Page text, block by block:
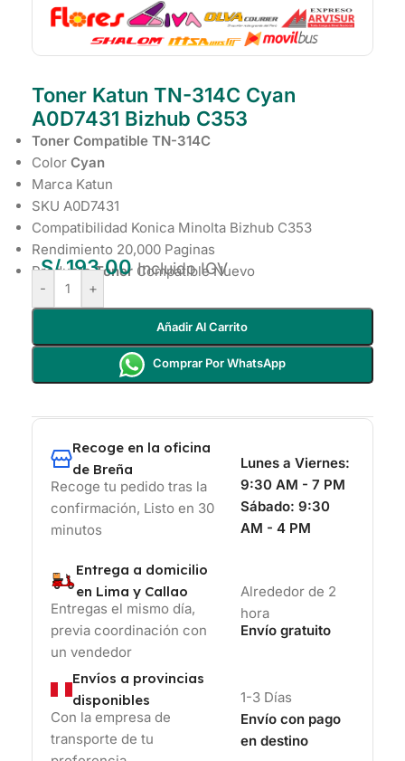
Toner Katun TN-314C Cyan
A0D7431 Bizhub C353
Toner Compatible TN-314C
Color Cyan
Marca Katun
SKU A0D7431
Compatibilidad Konica Minolta Bizhub C353
Rendimiento 20,000 Paginas
ProductoToner Compatible Nuevo
S/193.00 Incluido IGV
- +
Añadir Al Carrito
Comprar Por WhatsApp
Recoge en la oficina
de Breña
Recoge tu pedido tras la
confirmación, Listo en 30
minutos
Lunes a Viernes:
9:30 AM - 7 PM
Sábado: 9:30
AM - 4 PM
Entrega a domicilio
en Lima y Callao
Entregas el mismo día,
previa coordinación con
un vendedor
Alrededor de 2
hora
Envío gratuito
Envíos a provincias
disponibles
Con la empresa de
transporte de tu
1-3 Días
Envío con pago
en destino